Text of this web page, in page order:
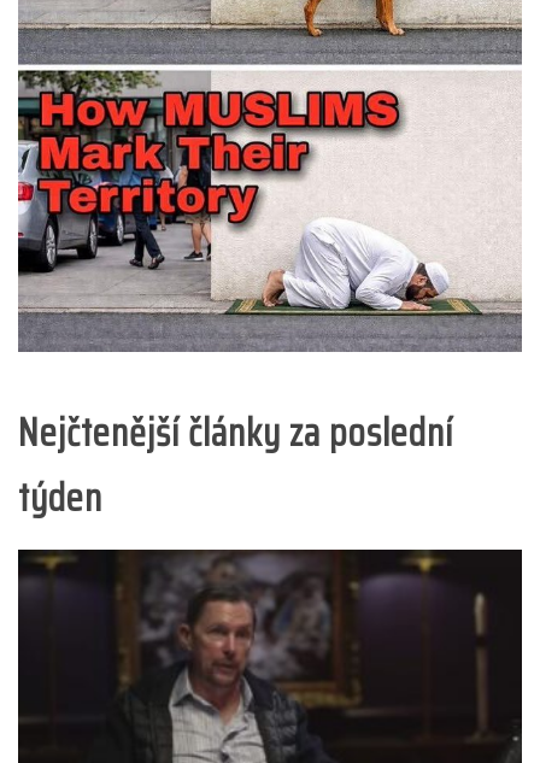
Nejčtenější články za poslední
týden